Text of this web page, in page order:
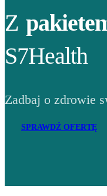
Z
S7Health
Zadbaj o zdrowie
SPRAWDŹ OFERTĘ